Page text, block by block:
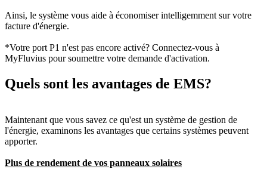
Ainsi, le système vous aide à économiser intelligemment sur votre
facture d'énergie.
*Votre port P1 n'est pas encore activé? Connectez-vous à
MyFluvius pour soumettre votre demande d'activation.
Quels sont les avantages de EMS?
Maintenant que vous savez ce qu'est un système de gestion de
l'énergie, examinons les avantages que certains systèmes peuvent
apporter.
Plus de rendement de vos panneaux solaires